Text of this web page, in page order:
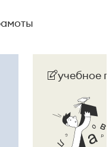
учебное